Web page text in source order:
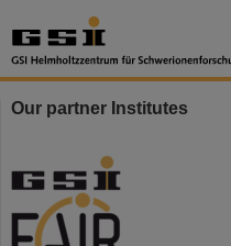
Our partner Institutes